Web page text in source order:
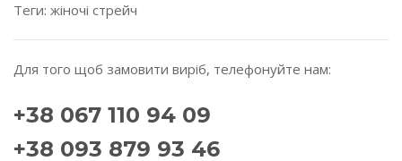
Теги: жіночі стрейч
Для того щоб замовити виріб, телефонуйте нам:
+38 067 110 94 09
+38 093 879 93 46